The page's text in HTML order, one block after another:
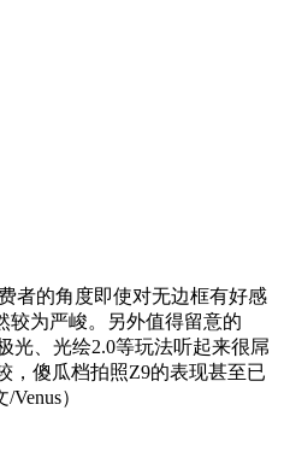
者的角度即使对无边框有好感
较为严峻。另外值得留意的
光、光绘2.0等玩法听起来很屌
，傻瓜档拍照Z9的表现甚至已
）